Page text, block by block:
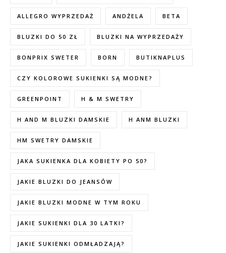
ALLEGRO WYPRZEDAŻ ANDŻELA BETA
BLUZKI DO 50 ZŁ BLUZKI NA WYPRZEDAŻY
BONPRIX SWETER BORN BUTIKNAPLUS
CZY KOLOROWE SUKIENKI SĄ MODNE?
GREENPOINT H & M SWETRY
H AND M BLUZKI DAMSKIE H ANM BLUZKI
HM SWETRY DAMSKIE
JAKA SUKIENKA DLA KOBIETY PO 50?
JAKIE BLUZKI DO JEANSÓW
JAKIE BLUZKI MODNE W TYM ROKU
JAKIE SUKIENKI DLA 30 LATKI?
JAKIE SUKIENKI ODMŁADZAJĄ?